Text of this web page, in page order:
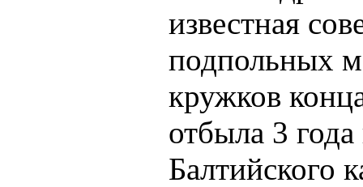
известная
подпольных
кружков
отбыла 3
Балтийского